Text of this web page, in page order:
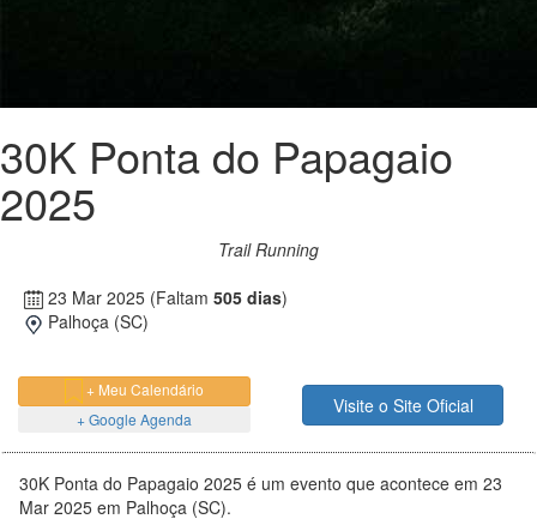
30K Ponta do Papagaio
2025
Trail Running
23 Mar 2025 (Faltam 505 dias)
Palhoça (SC)
+ Meu Calendário
+ Google Agenda
Visite o Site Oficial
30K Ponta do Papagaio 2025 é um evento que acontece em 23
Mar 2025 em Palhoça (SC).